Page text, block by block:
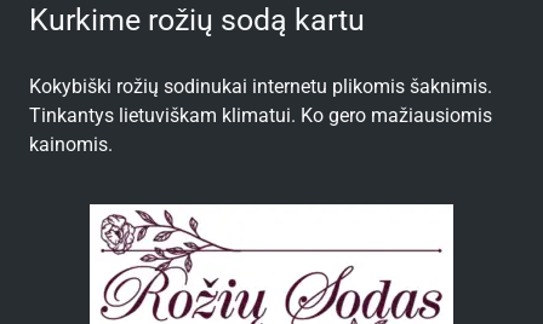
Kurkime rožių sodą kartu
Kokybiški rožių sodinukai internetu plikomis šaknimis.
Tinkantys lietuviškam klimatui. Ko gero mažiausiomis
kainomis.